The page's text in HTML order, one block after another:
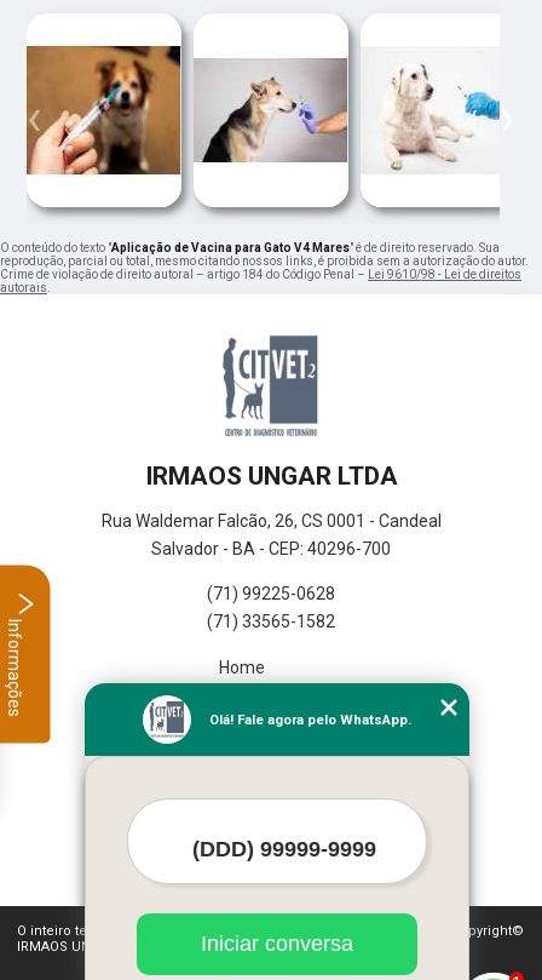
‹ ›
O conteúdo do texto "Aplicação de Vacina para Gato V4 Mares" é de direito reservado. Sua
reprodução, parcial ou total, mesmo citando nossos links, é proibida sem a autorização do autor.
Crime de violação de direito autoral – artigo 184 do Código Penal – Lei 9610/98 - Lei de direitos
autorais.
IRMAOS UNGAR LTDA
Rua Waldemar Falcão, 26, CS 0001 - Candeal
Salvador - BA - CEP: 40296-700
(71) 99225-0628
(71) 33565-1582
Home
Missão
Serviços
O inteiro teor deste site está sujeito à proteção de direitos autorais. Copyright©
IRMAOS UNGAR LTDA (Lei 9610 de 19/02/1998)
Olá! Fale agora pelo WhatsApp.
Iniciar conversa
Informações